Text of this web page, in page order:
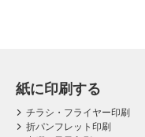
紙に印刷する
チラシ・フライヤー印刷
折パンフレット印刷